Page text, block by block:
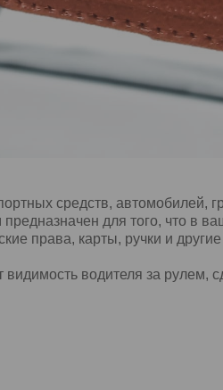
средств, автомобилей,
для того, что в
права, карты, ручки и
водителя за рулем,